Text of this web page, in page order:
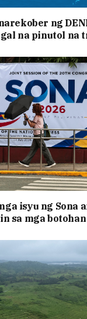
ng
na pinutol na
isyu ng Sona
sa mga botohan